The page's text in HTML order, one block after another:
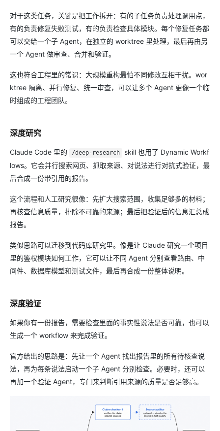
对于这类任务，关键是把工作拆开：有的子任务负责处理调用点，
有的负责修复失败测试，有的负责检查具体模块。每个修复任务都
可以交给一个子 Agent，在独立的 worktree 里处理，最后再由另
一个 Agent 做审查、合并和验证。
这也符合工程里的常识：大规模重构最怕不同修改互相干扰。wor
ktree 隔离、并行修复、统一审查，可以让多个 Agent 更像一个临
时组成的工程团队。
深度研究
Claude Code 里的 /deep-research
skill 也用了 Dynamic Workf
lows。它会并行搜索网页、抓取来源、对说法进行对抗式验证，最
后合成一份带引用的报告。
这个流程和人工研究很像：先扩大搜索范围，收集足够多的材料；
再核查信息质量，排除不可靠的来源；最后把验证后的信息汇总成
报告。
类似思路可以迁移到代码库研究里。像是让 Claude 研究一个项目
里的鉴权模块如何工作，它可以让不同 Agent 分别查看路由、中
间件、数据库模型和测试文件，最后再合成一份整体说明。
深度验证
如果你有一份报告，需要检查里面的事实性说法是否可靠，也可以
生成一个 workflow 来完成验证。
官方给出的思路是：先让一个 Agent 找出报告里的所有待核查说
法，再为每条说法启动一个子 Agent 分别检查。必要时，还可以
再加一个验证 Agent，专门来判断引用来源的质量是否足够高。